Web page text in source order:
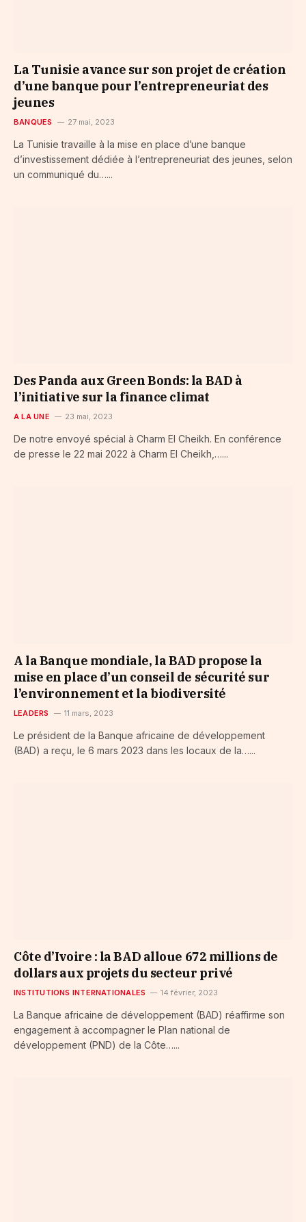
La Tunisie avance sur son projet de création
d’une banque pour l’entrepreneuriat des
jeunes
BANQUES 27 mai, 2023
La Tunisie travaille à la mise en place d’une banque
d’investissement dédiée à l’entrepreneuriat des jeunes, selon
un communiqué du…...
Des Panda aux Green Bonds: la BAD à
l’initiative sur la finance climat
A LA UNE 23 mai, 2023
De notre envoyé spécial à Charm El Cheikh. En conférence
de presse le 22 mai 2022 à Charm El Cheikh,…...
A la Banque mondiale, la BAD propose la
mise en place d’un conseil de sécurité sur
l’environnement et la biodiversité
LEADERS 11 mars, 2023
Le président de la Banque africaine de développement
(BAD) a reçu, le 6 mars 2023 dans les locaux de la…...
Côte d’Ivoire : la BAD alloue 672 millions de
dollars aux projets du secteur privé
INSTITUTIONS INTERNATIONALES 14 février, 2023
La Banque africaine de développement (BAD) réaffirme son
engagement à accompagner le Plan national de
développement (PND) de la Côte…...